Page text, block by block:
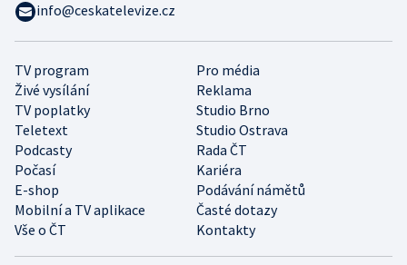
TV program
Pro média
Živé vysílání
Reklama
TV poplatky
Studio Brno
Teletext
Studio Ostrava
Podcasty
Rada ČT
Počasí
Kariéra
E-shop
Podávání námětů
Mobilní a TV aplikace
Časté dotazy
Vše o ČT
Kontakty
info@ceskatelevize.cz